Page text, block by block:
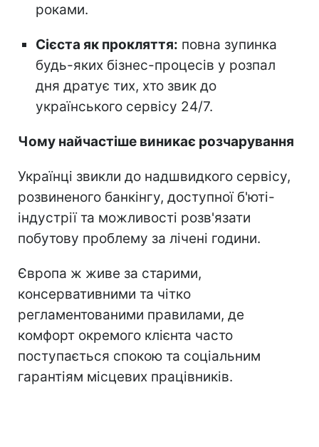
роками.
Сієста як прокляття: повна зупинка
будь-яких бізнес-процесів у розпал
дня дратує тих, хто звик до
українського сервісу 24/7.
Чому найчастіше виникає розчарування
Українці звикли до надшвидкого сервісу,
розвиненого банкінгу, доступної б'юті-
індустрії та можливості розв'язати
побутову проблему за лічені години.
Європа ж живе за старими,
консервативними та чітко
регламентованими правилами, де
комфорт окремого клієнта часто
поступається спокою та соціальним
гарантіям місцевих працівників.